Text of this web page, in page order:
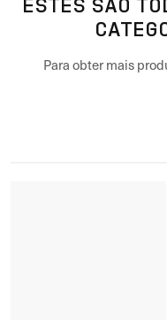
ESTES SÃO
Para obter mais